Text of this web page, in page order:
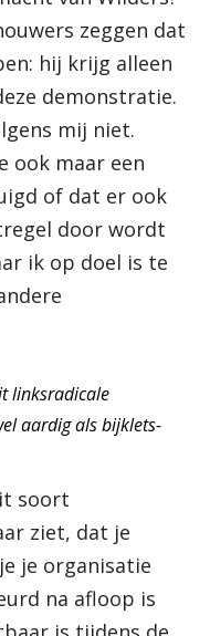
zeggen dat
hij krijg alleen
demonstratie.
mij niet.
ook maar een
of dat er ook
door wordt
ik op doel is te
linksradicale
aardig als bijklets-
soort
ziet, dat je
je organisatie
na afloop is